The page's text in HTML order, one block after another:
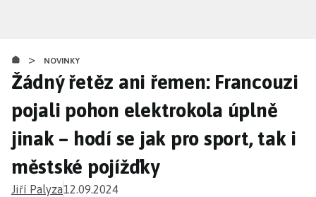
obsahu
> NOVINKY
Žádný řetěz ani řemen: Francouzi
pojali pohon elektrokola úplně
jinak – hodí se jak pro sport, tak i
městské pojížďky
Jiří Palyza12.09.2024